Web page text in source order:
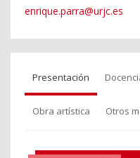
enrique.parra@urjc.es
Presentación
Obra artística Otros